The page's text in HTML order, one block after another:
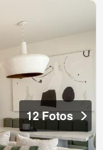
12 Fotos